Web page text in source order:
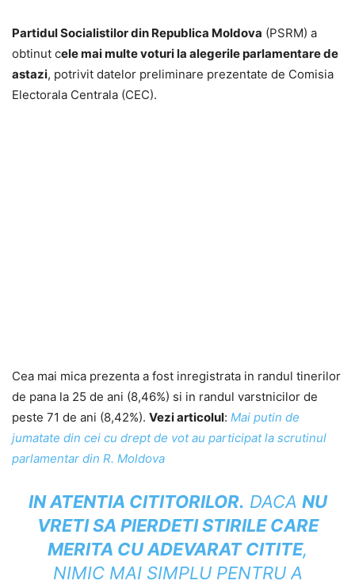
Partidul Socialistilor din Republica Moldova (PSRM) a
obtinut cele mai multe voturi la alegerile parlamentare de
astazi, potrivit datelor preliminare prezentate de Comisia
Electorala Centrala (CEC).
Cea mai mica prezenta a fost inregistrata in randul tinerilor
de pana la 25 de ani (8,46%) si in randul varstnicilor de
peste 71 de ani (8,42%). Vezi articolul: Mai putin de
jumatate din cei cu drept de vot au participat la scrutinul
parlamentar din R. Moldova
IN ATENTIA CITITORILOR. DACA NU
VRETI SA PIERDETISTIRILE CARE
MERITA CU ADEVARAT CITITE,
NIMIC MAI SIMPLU PENTRU A